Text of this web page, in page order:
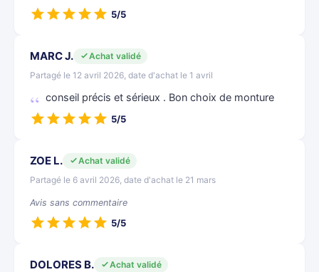
5/5
MARC J.
Achat validé
Partagé le 12 avril 2026, date d'achat le 1 avril
conseil précis et sérieux . Bon choix de monture
5/5
ZOE L.
Achat validé
Partagé le 6 avril 2026, date d'achat le 21 mars
Avis sans commentaire
5/5
DOLORES B.
Achat validé